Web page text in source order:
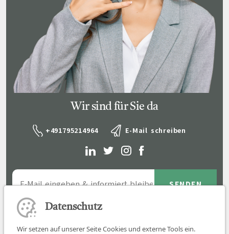
Wir sind für Sie da
+491795214964 E-Mail schreiben
Datenschutz
Wir setzen auf unserer Seite Cookies und externe Tools ein.